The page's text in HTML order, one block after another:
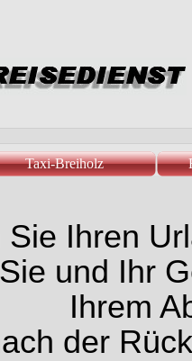
Taxi-Breiholz
Sie Ihren
und Ihr
Ihrem
der